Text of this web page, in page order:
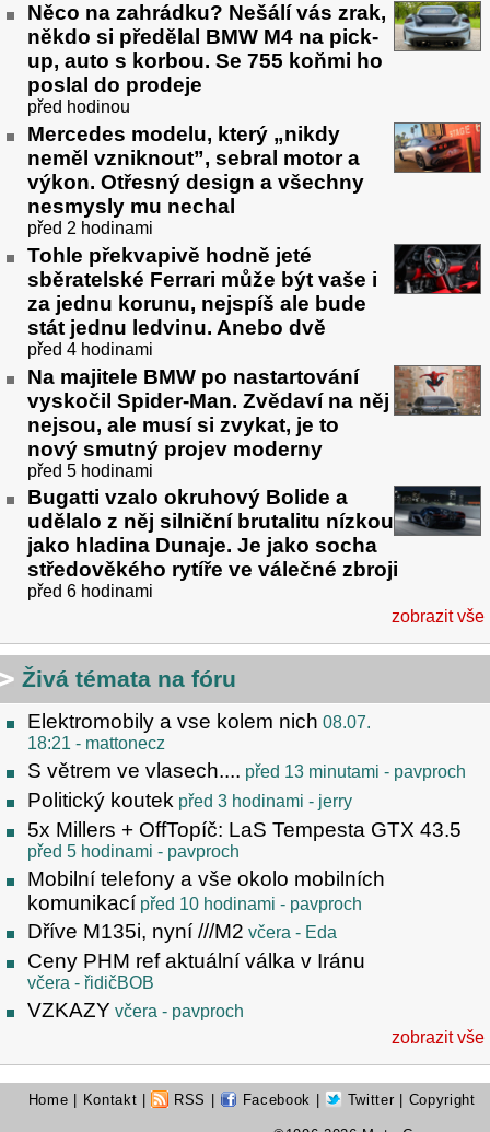
Něco na zahrádku? Nešálí vás zrak,
někdo si předělal BMW M4 na pick-
up, auto s korbou. Se 755 koňmi ho
poslal do prodeje
před hodinou
Mercedes modelu, který „nikdy
neměl vzniknout”, sebral motor a
výkon. Otřesný design a všechny
nesmysly mu nechal
před 2 hodinami
Tohle překvapivě hodně jeté
sběratelské Ferrari může být vaše i
za jednu korunu, nejspíš ale bude
stát jednu ledvinu. Anebo dvě
před 4 hodinami
Na majitele BMW po nastartování
vyskočil Spider-Man. Zvědaví na něj
nejsou, ale musí si zvykat, je to
nový smutný projev moderny
před 5 hodinami
Bugatti vzalo okruhový Bolide a
udělalo z něj silniční brutalitu nízkou
jako hladina Dunaje. Je jako socha
středověkého rytíře ve válečné zbroji
před 6 hodinami
zobrazit vše
Živá témata na fóru
Elektromobily a vse kolem nich 08.07.
18:21 - mattonecz
S větrem ve vlasech.... před 13 minutami - pavproch
Politický koutek před 3 hodinami - jerry
5x Millers + OffTopíč: LaS Tempesta GTX 43.5
před 5 hodinami - pavproch
Mobilní telefony a vše okolo mobilních
komunikací před 10 hodinami - pavproch
Dříve M135i, nyní ///M2 včera - Eda
Ceny PHM ref aktuální válka v Iránu
včera - řidičBOB
VZKAZY včera - pavproch
zobrazit vše
Home Kontakt RSS Facebook Twitter | Copyright